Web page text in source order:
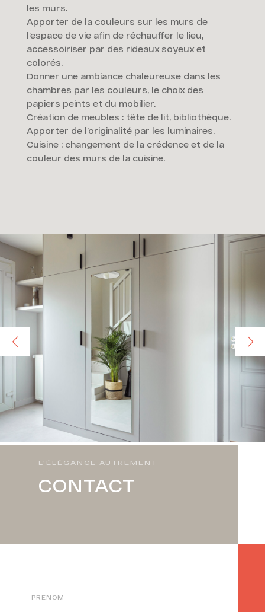
les murs.
Apporter de la couleurs sur les murs de
l’espace de vie afin de réchauffer le lieu,
accessoiriser par des rideaux soyeux et
colorés.
Donner une ambiance chaleureuse dans les
chambres par les couleurs, le choix des
papiers peints et du mobilier.
Création de meubles : tête de lit, bibliothèque.
Apporter de l’originalité par les luminaires.
Cuisine : changement de la crédence et de la
couleur des murs de la cuisine.
L'ÉLÉGANCE AUTREMENT
CONTACT